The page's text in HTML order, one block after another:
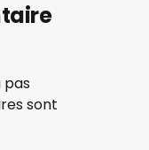
pas
sont